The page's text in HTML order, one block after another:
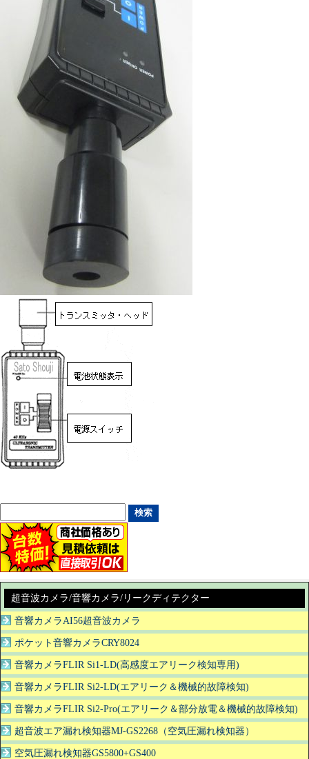
超音波カメラ/音響カメラ/リークディテクター
音響カメラAI56超音波カメラ
ポケット音響カメラCRY8024
音響カメラFLIR Si1-LD(高感度エアリーク検知専用)
音響カメラFLIR Si2-LD(エアリーク＆機械的故障検知)
音響カメラFLIR Si2-Pro(エアリーク＆部分放電＆機械的故障検知)
超音波エア漏れ検知器MJ-GS2268（空気圧漏れ検知器）
空気圧漏れ検知器GS5800+GS400